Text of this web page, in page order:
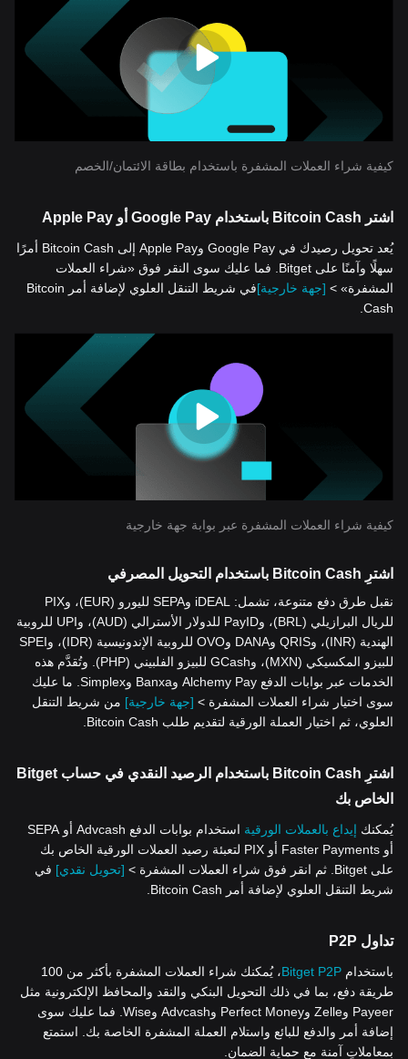
كيفية شراء العملات المشفرة باستخدام بطاقة الائتمان/الخصم
اشتر Bitcoin Cash باستخدام Google Pay أو Apple Pay
يُعد تحويل رصيدك في Google Pay وApple Pay إلى Bitcoin Cash أمرًا
سهلًا وآمنًا على Bitget. فما عليك سوى النقر فوق «شراء العملات
المشفرة» > [جهة خارجية]
في شريط التنقل العلوي لإضافة أمر Bitcoin
Cash.
كيفية شراء العملات المشفرة عبر بوابة جهة خارجية
اشترِ Bitcoin Cash باستخدام التحويل المصرفي
نقبل طرق دفع متنوعة، تشمل: iDEAL وSEPA لليورو (EUR)، وPIX
للريال البرازيلي (BRL)، وPayID للدولار الأسترالي (AUD)، وUPI للروبية
الهندية (INR)، وQRIS وDANA وOVO للروبية الإندونيسية (IDR)، وSPEI
للبيزو المكسيكي (MXN)، وGCash للبيزو الفلبيني (PHP). وتُقدَّم هذه
الخدمات عبر بوابات الدفع Alchemy Pay وBanxa وSimplex. ما عليك
سوى اختيار شراء العملات المشفرة > [جهة خارجية] من شريط التنقل
العلوي، ثم اختيار العملة الورقية لتقديم طلب Bitcoin Cash.
اشترِ Bitcoin Cash باستخدام الرصيد النقدي في حساب Bitget
الخاص بك
يُمكنك إيداع بالعملات الورقية
استخدام بوابات الدفع Advcash أو SEPA
أو Faster Payments أو PIX لتعبئة رصيد العملات الورقية الخاص بك
على Bitget. ثم انقر فوق شراء العملات المشفرة >
[تحويل نقدي] في
شريط التنقل العلوي لإضافة أمر Bitcoin Cash.
تداول P2P
باستخدام Bitget P2P
، يُمكنك شراء العملات المشفرة بأكثر من 100
طريقة دفع، بما في ذلك التحويل البنكي والنقد والمحافظ الإلكترونية مثل
Payeer وZelle وPerfect Money وAdvcash وWise. فما عليك سوى
إضافة أمر والدفع للبائع واستلام العملة المشفرة الخاصة بك. استمتع
بمعاملاتٍ آمنة مع حماية الضمان.